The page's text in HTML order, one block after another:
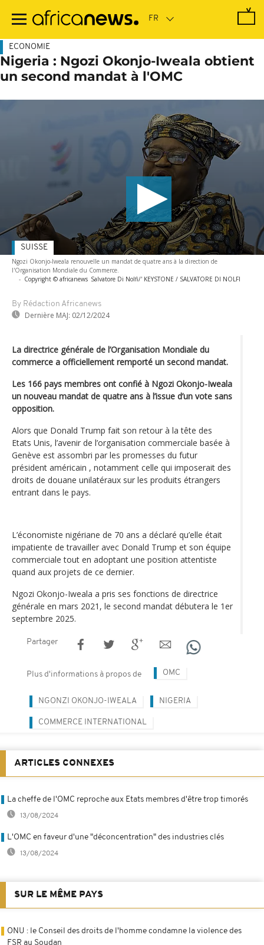
contenu
ECONOMIE
Nigeria : Ngozi Okonjo-Iweala obtient
un second mandat à l'OMC
Ngozi Okonjo-Iweala renouvelle un mandat de quatre ans à la direction de
l'Organisation Mondiale du Commerce.
- Copyright © africanews Salvatore Di Nolfi/' KEYSTONE / SALVATORE DI NOLFI
By Rédaction Africanews
Dernière MAJ: 02/12/2024
SUISSE
La directrice générale de l’Organisation Mondiale du
commerce a officiellement remporté un second mandat.
Les 166 pays membres ont confié à Ngozi Okonjo-Iweala
un nouveau mandat de quatre ans à l’issue d’un vote sans
opposition.
Alors que Donald Trump fait son retour à la tête des
Etats Unis, l’avenir de l’organisation commerciale basée à
Genève est assombri par les promesses du futur
président américain , notamment celle qui imposerait des
droits de douane unilatéraux sur les produits étrangers
entrant dans le pays.
L’économiste nigériane de 70 ans a déclaré qu’elle était
impatiente de travailler avec Donald Trump et son équipe
commerciale tout en adoptant une position attentiste
quand aux projets de ce dernier.
Ngozi Okonjo-Iweala a pris ses fonctions de directrice
générale en mars 2021, le second mandat débutera le 1er
septembre 2025.
Partager
Plus d'informations à propos de OMC
NGONZI OKONJO-IWEALA NIGERIA
COMMERCE INTERNATIONAL
ARTICLES CONNEXES
La cheffe de l'OMC reproche aux Etats membres d'être trop timorés
13/08/2024
L'OMC en faveur d'une "déconcentration" des industries clés
13/08/2024
SUR LE MÊME PAYS
ONU : le Conseil des droits de l'homme condamne la violence des
FSR au Soudan